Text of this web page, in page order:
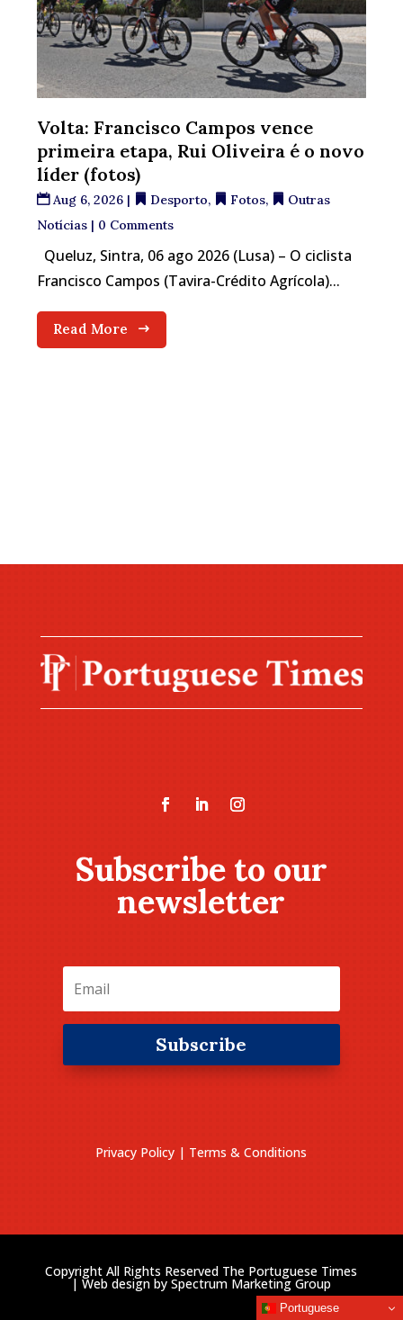
Volta: Francisco Campos vence
primeira etapa, Rui Oliveira é o novo
líder (fotos)
Aug 6, 2026 | Desporto, Fotos,
Outras
Notícias | 0 Comments
Queluz, Sintra, 06 ago 2026 (Lusa) – O ciclista
Francisco Campos (Tavira-Crédito Agrícola)...
Read More
Subscribe to our
newsletter
Subscribe
Privacy Policy | Terms & Conditions
Copyright All Rights Reserved The Portuguese Times
| Web design bySpectrum Marketing Group
Portuguese